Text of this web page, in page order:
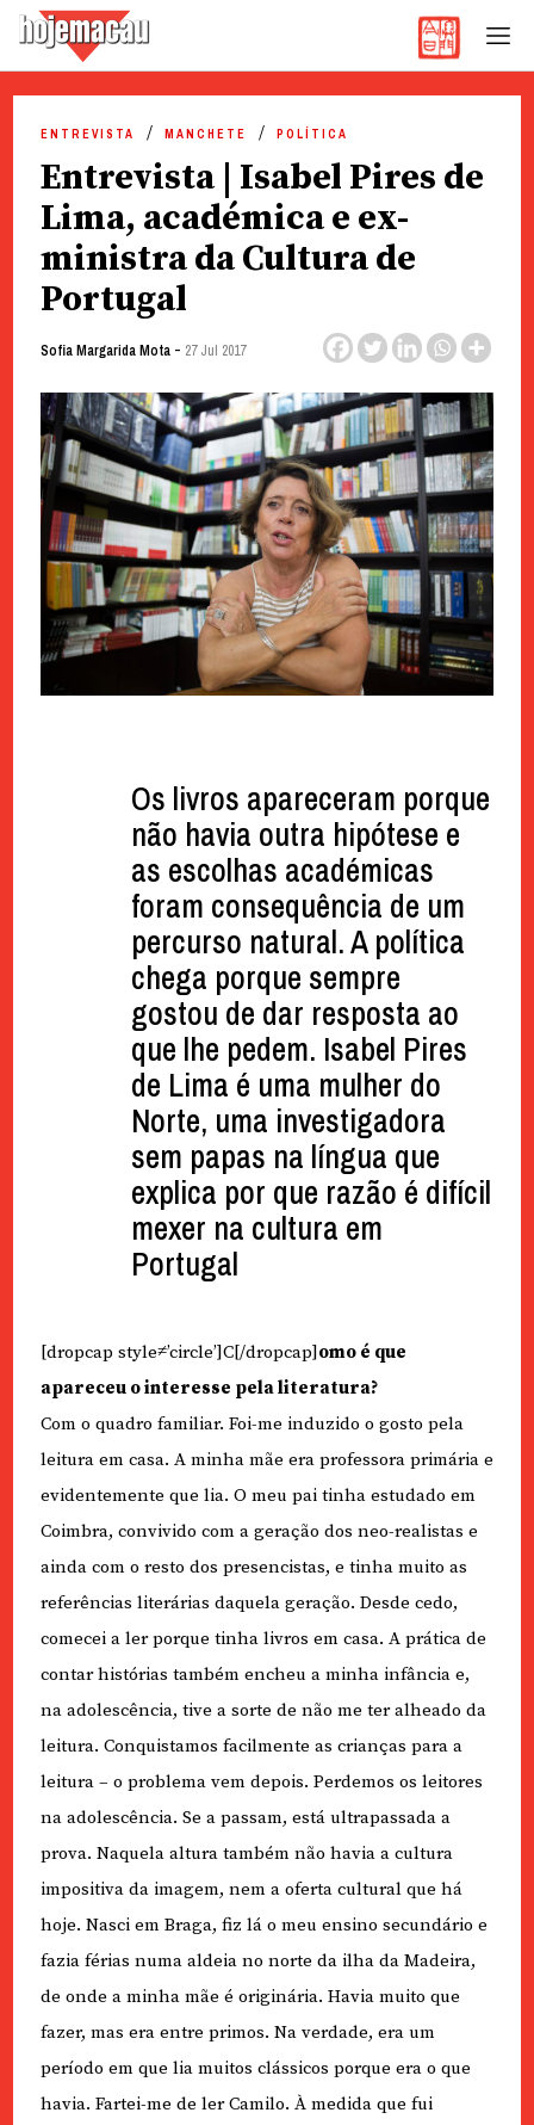
content
ENTREVISTA MANCHETE POLÍTICA
Entrevista | Isabel Pires de
Lima, académica e ex-
ministra da Cultura de
Portugal
Sofia Margarida Mota- 27 Jul 2017
Os livros apareceram porque
não havia outra hipótese e
as escolhas académicas
foram consequência de um
percurso natural. A política
chega porque sempre
gostou de dar resposta ao
que lhe pedem. Isabel Pires
de Lima é uma mulher do
Norte, uma investigadora
sem papas na língua que
explica por que razão é difícil
mexer na cultura em
Portugal
[dropcap style≠’circle’]C[/dropcap]omo é que
apareceu o interesse pela literatura?
Com o quadro familiar. Foi-me induzido o gosto pela
leitura em casa. A minha mãe era professora primária e
evidentemente que lia. O meu pai tinha estudado em
Coimbra, convivido com a geração dos neo-realistas e
ainda com o resto dos presencistas, e tinha muito as
referências literárias daquela geração. Desde cedo,
comecei a ler porque tinha livros em casa. A prática de
contar histórias também encheu a minha infância e,
na adolescência, tive a sorte de não me ter alheado da
leitura. Conquistamos facilmente as crianças para a
leitura – o problema vem depois. Perdemos os leitores
na adolescência. Se a passam, está ultrapassada a
prova. Naquela altura também não havia a cultura
impositiva da imagem, nem a oferta cultural que há
hoje. Nasci em Braga, fiz lá o meu ensino secundário e
fazia férias numa aldeia no norte da ilha da Madeira,
de onde a minha mãe é originária. Havia muito que
fazer, mas era entre primos. Na verdade, era um
período em que lia muitos clássicos porque era o que
havia. Fartei-me de ler Camilo. À medida que fui